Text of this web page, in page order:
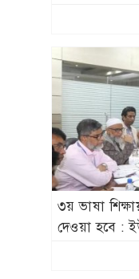
৩য় ভাষা
দেওয়া হবে :